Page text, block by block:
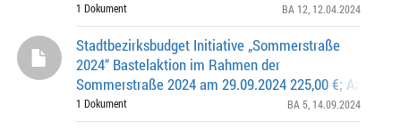
1 Dokument BA 12 , 12.04.2024
Stadtbezirksbudget Initiative „Sommerstraße
2024“ Bastelaktion im Rahmen der
Sommerstraße 2024 am 29.09.2024 225,00 €; Az.
0572
1 Dokument BA 5 , 14.09.2024